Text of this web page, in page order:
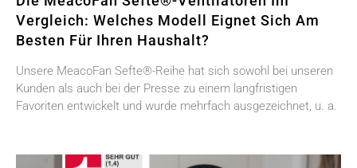
Vergleich: Welches Modell Eignet Sich Am
Besten Für Ihren Haushalt?
Unsere MeacoFan Sefte®-Reihe hat sich sowohl bei unseren
Kunden als auch bei der Presse zu einem langfristigen
Favoriten entwickelt und wurde mehrfach ausgezeichnet, u. a.